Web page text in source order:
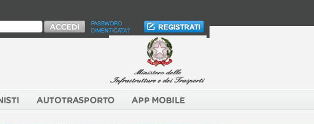
PASSWORD
DIMENTICATA?
AUTOTRASPORTO APP MOBILE